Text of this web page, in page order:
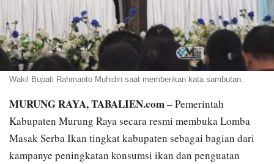
Wakil Bupati Rahmanto Muhidin saat memberikan kata sambutan.
MURUNG RAYA, TABALIEN.com– Pemerintah
Kabupaten Murung Raya secara resmi membuka Lomba
Masak Serba Ikan tingkat kabupaten sebagai bagian dari
kampanye peningkatan konsumsi ikan dan penguatan